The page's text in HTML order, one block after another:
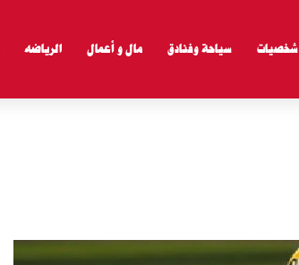
شخصيات سياحة وفنادق مال و أعمال الرياضه